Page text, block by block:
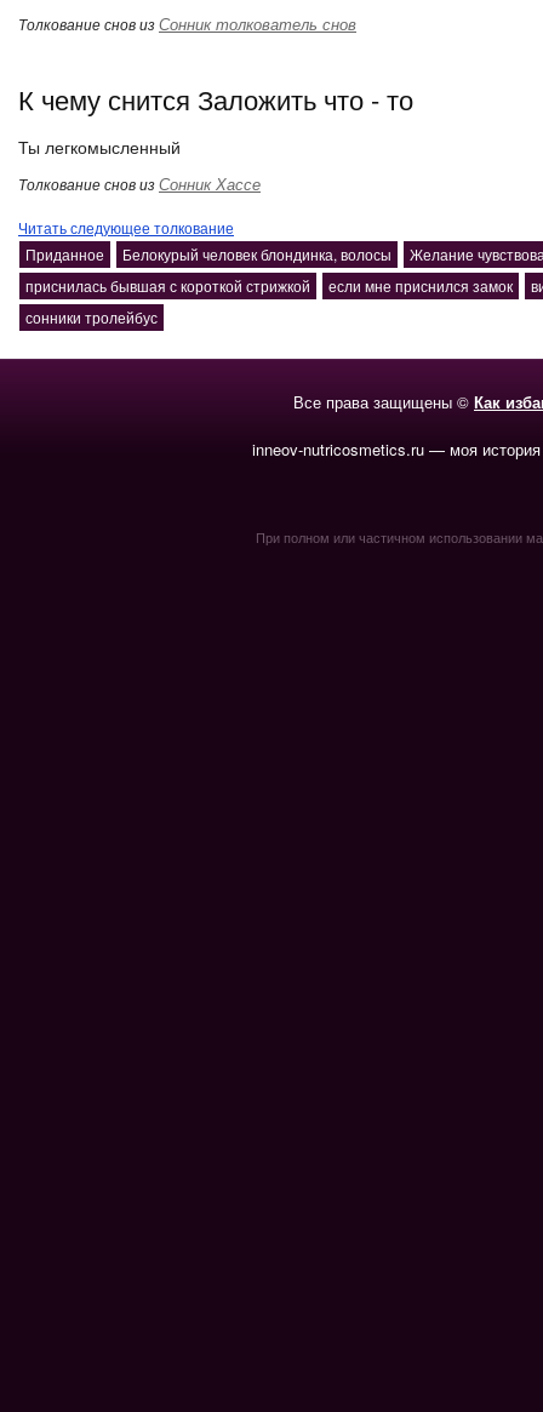
Толкование снов изСонник толкователь снов
К чему снится Заложить что - то
Ты легкомысленный
Толкование снов изСонник Хассе
Читать следующее толкование
Приданное
Белокурый человек блондинка, волосы
Желание
приснилась бывшая с короткой стрижкой
если мне приснился замок
сонники тролейбус
Все права защищены © Как
inneov-nutricosmetics.ru — моя
При полном или частичном использовании